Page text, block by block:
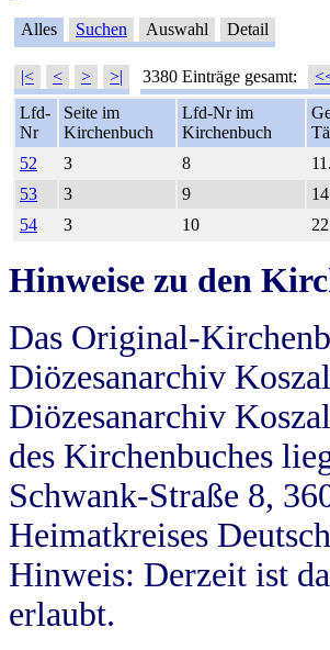
Alles Suchen Auswahl Detail
|< < > >| 3380 Einträge gesamt:
Lfd-
Nr
Seite im
Kirchenbuch
Lfd-Nr im
Kirchenbuch
52
3 8
53
3 9
54
3 10
Hinweise zu den
Das Original-
Diözesanarchiv
Diözesanarchiv
des Kirchenbuches
Schwank-Straße 8,
Heimatkreises
Hinweis: Derzeit ist
erlaubt.